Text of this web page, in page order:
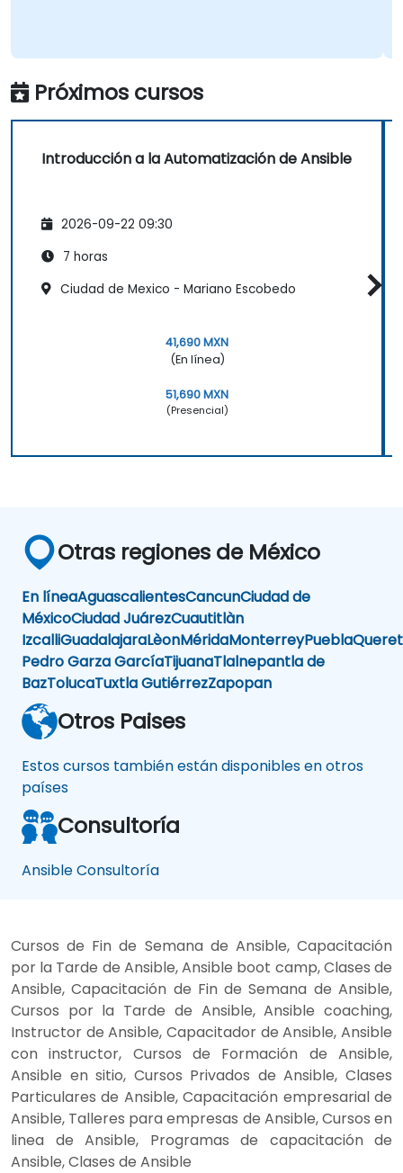
Próximos cursos
Introducción a la Automatización de Ansible
2026-09-22 09:30
7 horas
Ciudad de Mexico - Mariano Escobedo
41,690 MXN
(En línea)
51,690 MXN
(Presencial)
Otras regiones de México
En líneaAguascalientesCancunCiudad de
MéxicoCiudad JuárezCuautitlàn
IzcalliGuadalajaraLèonMéridaMonterreyPuebla
Pedro Garza GarcíaTijuanaTlalnepantla de
BazTolucaTuxtla GutiérrezZapopan
Otros Paises
Estos cursos también están disponibles en otros
países
Consultoría
Ansible Consultoría
Cursos de Fin de Semana de Ansible, Capacitación
por la Tarde de Ansible, Ansible boot camp, Clases de
Ansible, Capacitación de Fin de Semana de Ansible,
Cursos por la Tarde de Ansible, Ansible coaching,
Instructor de Ansible, Capacitador de Ansible, Ansible
con instructor, Cursos de Formación de Ansible,
Ansible en sitio, Cursos Privados de Ansible, Clases
Particulares de Ansible, Capacitación empresarial de
Ansible, Talleres para empresas de Ansible, Cursos en
linea de Ansible, Programas de capacitación de
Ansible, Clases de Ansible